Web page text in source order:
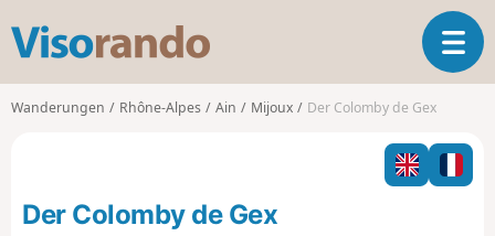
s
o
o
T
o
l
n
Wanderungen Rhône-Alpes Ain Mijoux Der Colomby de Gex
Der Colomby de Gex